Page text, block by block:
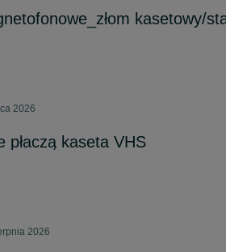
kasetowy/
2026
płaczą kaseta VHS
2026